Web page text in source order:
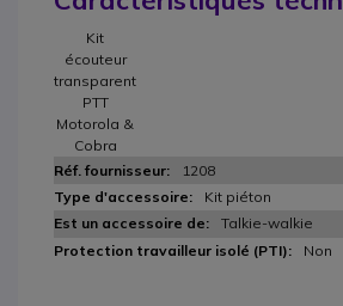
Kit
écouteur
transparent
PTT
Motorola &
Cobra
1208
Kit piéton
Talkie-walkie
Non